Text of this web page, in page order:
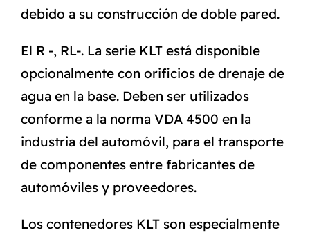
debido a su construcción de doble pared.
El R -, RL-. La serie KLT está disponible
opcionalmente con orificios de drenaje de
agua en la base. Deben ser utilizados
conforme a la norma VDA 4500 en la
industria del automóvil, para el transporte
de componentes entre fabricantes de
automóviles y proveedores.
Los contenedores KLT son especialmente